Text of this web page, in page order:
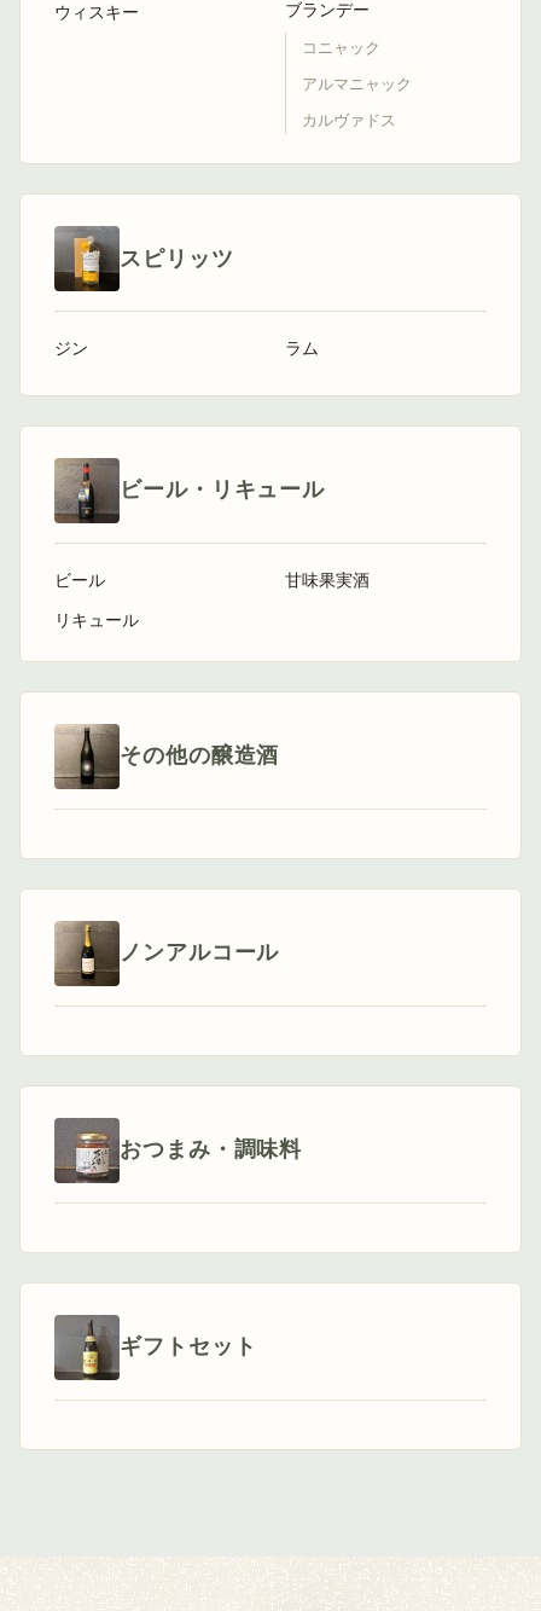
ウィスキー ブランデー
コニャック
アルマニャック
カルヴァドス
スピリッツ
ジン ラム
ビール・リキュール
ビール
リキュール
甘味果実酒
その他の醸造酒
ノンアルコール
おつまみ・調味料
ギフトセット